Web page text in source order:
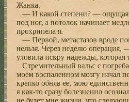
Жанка.
— И какой степени? — ощущая,
под ног, а потолок начинает
прохрипела я.
— Первой, метастазов вроде
нельзя. Через неделю операция,
уловила искру надежды, которая
Стремительный вальс с
моем воспаленном мозгу начал
крепко обняв ее, мою
я как-то сразу болезненно
не будет мне жизни, что